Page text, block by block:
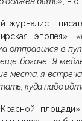
журналист,
эпопея».
отправился в
богаче. Я
места, я
куда надо